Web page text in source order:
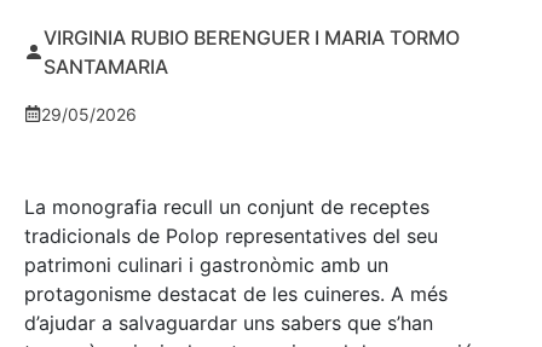
VIRGINIA RUBIO BERENGUER I MARIA TORMO
SANTAMARIA
29/05/2026
La monografia recull un conjunt de receptes
tradicionals de Polop representatives del seu
patrimoni culinari i gastronòmic amb un
protagonisme destacat de les cuineres. A més
d’ajudar a salvaguardar uns sabers que s’han